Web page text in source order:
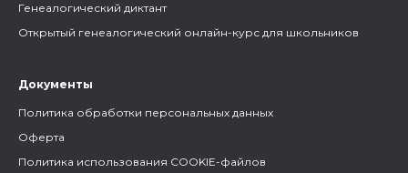
Генеалогический диктант
Открытый генеалогический онлайн-курс для школьников
Документы
Политика обработки персональных данных
Оферта
Политика использования COOKIE-файлов